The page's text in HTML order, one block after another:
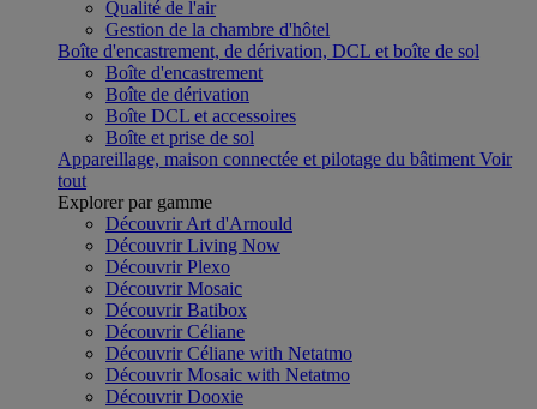
Qualité de l'air
Gestion de la chambre d'hôtel
Boîte d'encastrement, de dérivation, DCL et boîte de sol
Boîte d'encastrement
Boîte de dérivation
Boîte DCL et accessoires
Boîte et prise de sol
Appareillage, maison connectée et pilotage du bâtiment Voir
tout
Explorer par gamme
Découvrir Art d'Arnould
Découvrir Living Now
Découvrir Plexo
Découvrir Mosaic
Découvrir Batibox
Découvrir Céliane
Découvrir Céliane with Netatmo
Découvrir Mosaic with Netatmo
Découvrir Dooxie